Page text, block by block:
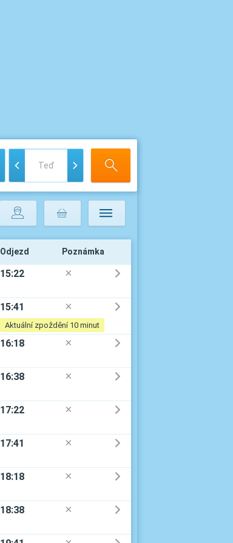
Odjezd Poznámka
15:22 D
15:41 D
Aktuální zpoždění 10 minut
16:18 D
16:38 D
17:22 D
17:41 D
18:18 D
18:38 D